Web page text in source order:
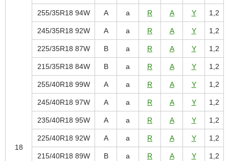
18
255/35R18 94W A a R A Y 1,2
245/35R18 92W A a R A Y 1,2
225/35R18 87W B a R A Y 1,2
215/35R18 84W B a R A Y 1,2
255/40R18 99W A a R A Y 1,2
245/40R18 97W A a R A Y 1,2
235/40R18 95W A a R A Y 1,2
225/40R18 92W A a R A Y 1,2
215/40R18 89W B a R A Y 1,2